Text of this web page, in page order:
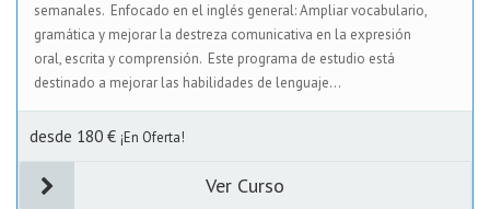
semanales. Enfocado en el inglés general: Ampliar vocabulario,
gramática y mejorar la destreza comunicativa en la expresión
oral, escrita y comprensión. Este programa de estudio está
destinado a mejorar las habilidades de lenguaje...
desde 180 € ¡En Oferta!
Ver Curso